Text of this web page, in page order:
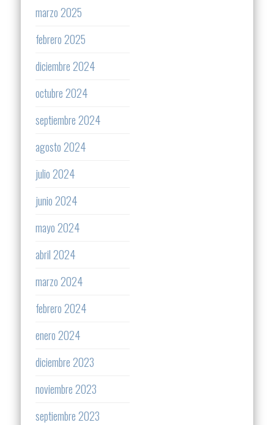
marzo 2025
febrero 2025
diciembre 2024
octubre 2024
septiembre 2024
agosto 2024
julio 2024
junio 2024
mayo 2024
abril 2024
marzo 2024
febrero 2024
enero 2024
diciembre 2023
noviembre 2023
septiembre 2023